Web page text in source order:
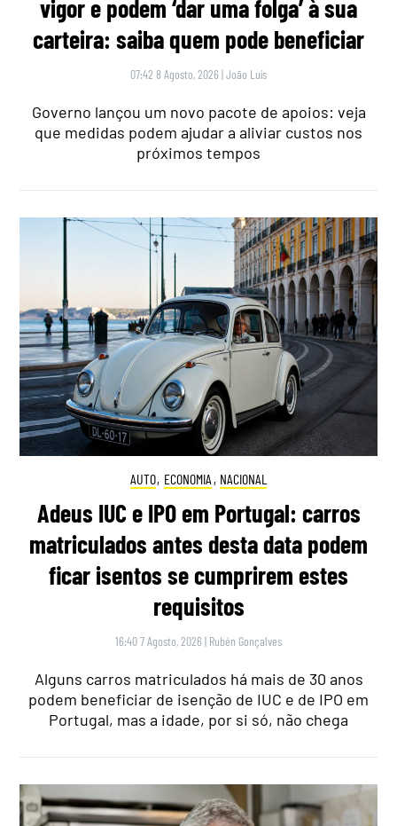
vigor e podem ‘dar uma folga’ à sua
carteira: saiba quem pode beneficiar
07:42 8 Agosto, 2026 |João Luís
Governo lançou um novo pacote de apoios: veja
que medidas podem ajudar a aliviar custos nos
próximos tempos
AUTO, ECONOMIA , NACIONAL
Adeus IUC e IPO em Portugal: carros
matriculados antes desta data podem
ficar isentos se cumprirem estes
requisitos
16:40 7 Agosto, 2026 | Rubén Gonçalves
Alguns carros matriculados há mais de 30 anos
podem beneficiar de isenção de IUC e de IPO em
Portugal, mas a idade, por si só, não chega